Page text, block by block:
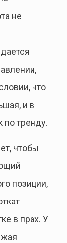
не
что
и в
по тренду.
чтобы
позиции,
в прах. У